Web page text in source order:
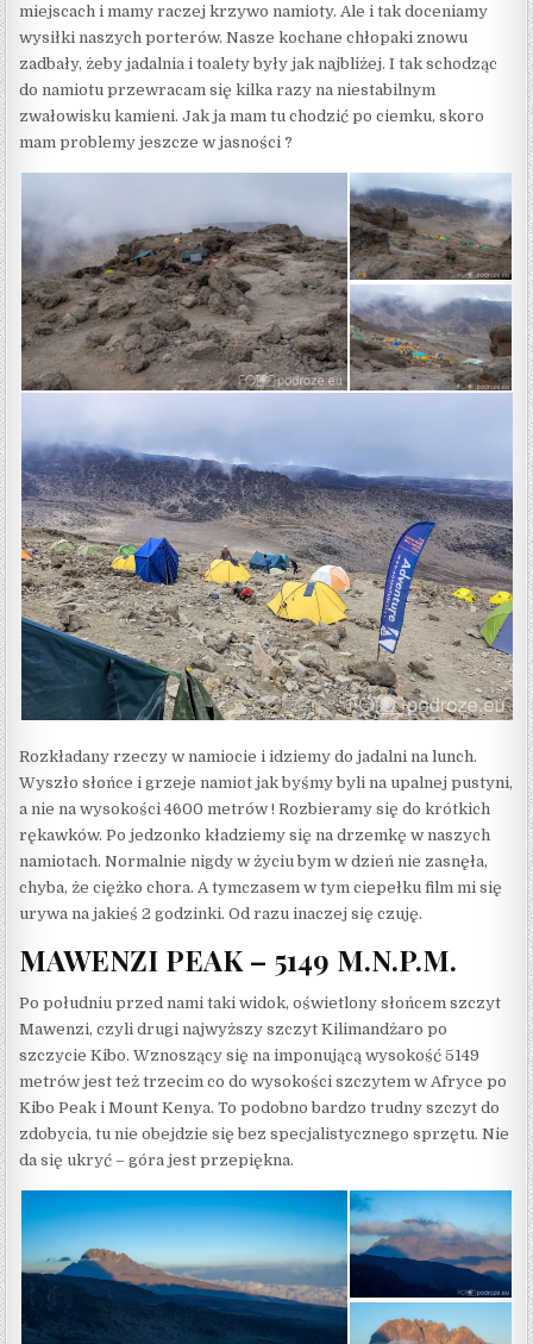
miejscach i mamy raczej krzywo namioty. Ale i tak doceniamy
wysiłki naszych porterów. Nasze kochane chłopaki znowu
zadbały, żeby jadalnia i toalety były jak najbliżej. I tak schodząc
do namiotu przewracam się kilka razy na niestabilnym
zwałowisku kamieni. Jak ja mam tu chodzić po ciemku, skoro
mam problemy jeszcze w jasności ?
Rozkładany rzeczy w namiocie i idziemy do jadalni na lunch.
Wyszło słońce i grzeje namiot jak byśmy byli na upalnej pustyni,
a nie na wysokości 4600 metrów ! Rozbieramy się do krótkich
rękawków. Po jedzonko kładziemy się na drzemkę w naszych
namiotach. Normalnie nigdy w życiu bym w dzień nie zasnęła,
chyba, że ciężko chora. A tymczasem w tym ciepełku film mi się
urywa na jakieś 2 godzinki. Od razu inaczej się czuję.
MAWENZI PEAK – 5149 M.N.P.M.
Po południu przed nami taki widok, oświetlony słońcem szczyt
Mawenzi, czyli drugi najwyższy szczyt Kilimandżaro po
szczycie Kibo. Wznoszący się na imponującą wysokość 5149
metrów jest też trzecim co do wysokości szczytem w Afryce po
Kibo Peak i Mount Kenya. To podobno bardzo trudny szczyt do
zdobycia, tu nie obejdzie się bez specjalistycznego sprzętu. Nie
da się ukryć – góra jest przepiękna.